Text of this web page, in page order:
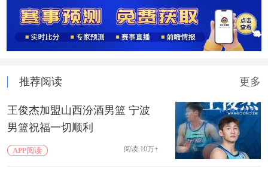
推荐阅读 更多
王俊杰加盟山西汾酒男篮 宁波
男篮祝福一切顺利
APP阅读 阅读:10万+